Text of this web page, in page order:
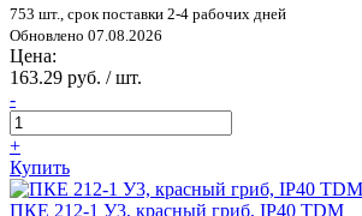
753 шт., срок поставки 2-4 рабочих дней
Обновлено 07.08.2026
Цена:
163.29 руб. / шт.
-
+
Купить
ПКЕ 212-1 У3, красный гриб, IP40 TDM